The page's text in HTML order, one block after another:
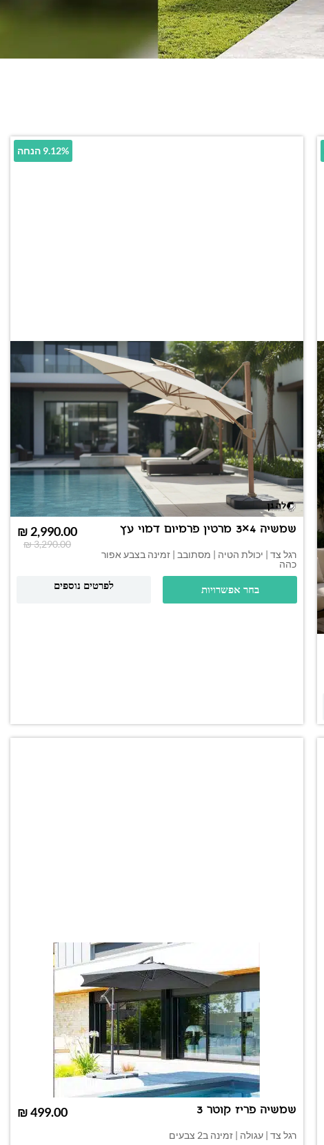
9.12% הנחה
שמשיה 4×3 מרטין פרמיום דמוי עץ
רגל צד | יכולת הטיה | מסתובב | זמינה בצבע אפור
כהה
₪3,290.00
₪ 2,990.00
בחר אפשרויות לפרטים נוספים
שמשיה פריז קוטר 3
רגל צד | עגולה | זמינה ב2 צבעים
₪